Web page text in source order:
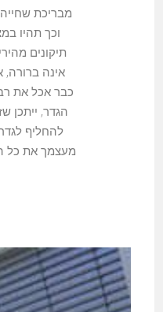
מבריכת
וכך תהיו
תיקונים
אינה
כבר אכל את
הגדר, ייתכן
להחליף
מעצמך את כל